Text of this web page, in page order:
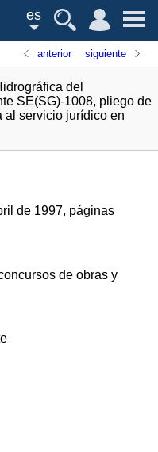
es
anterior siguiente
del
SE(SG)-1008, pliego de
al servicio jurídico en
de 1997, páginas
de obras y